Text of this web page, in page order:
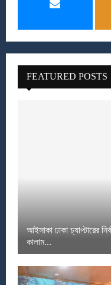
FEATURED POSTS
আইসাকা ঢাকা চ্যাপ্টারের
কালাম...